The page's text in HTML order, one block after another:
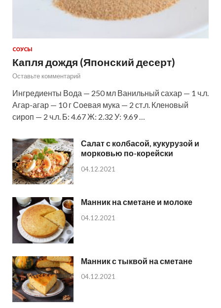
СОУСЫ
Капля дождя (Японский десерт)
Оставьте комментарий
Ингредиенты Вода — 250 мл Ванильный сахар — 1 ч.л.
Агар-агар — 10 г Соевая мука — 2 ст.л. Кленовый
сироп — 2 ч.л. Б: 4.67 Ж: 2.32 У: 9.69 …
Салат с колбасой, кукурузой и
морковью по-корейски
04.12.2021
Манник на сметане и молоке
04.12.2021
Манник с тыквой на сметане
04.12.2021